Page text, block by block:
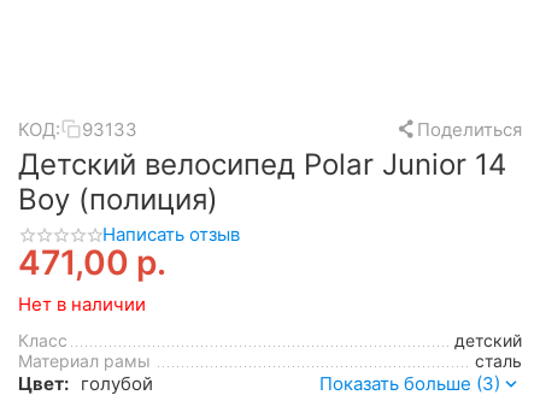
КОД: 93133 Поделиться
Детский велосипед Polar Junior 14
Boy (полиция)
Написать отзыв
471,00 р.
Нет в наличии
Класс
детский
Материал рамы
сталь
Цвет: голубой Показать больше (3)